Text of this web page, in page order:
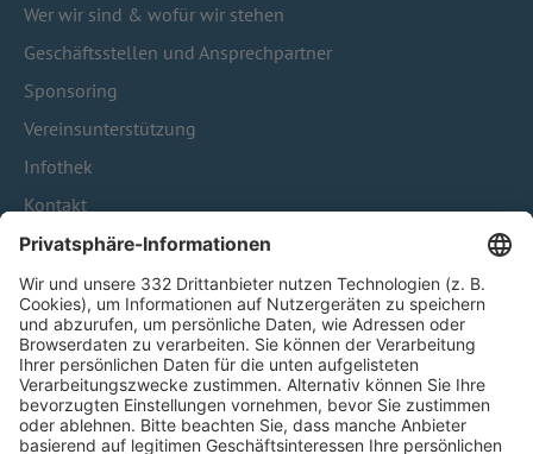
Wer wir sind & wofür wir stehen
Geschäftsstellen und Ansprechpartner
Sponsoring
Vereinsunterstützung
Infothek
Kontakt
HÄUFIG BESUCHTE SEITEN
Pässe und Vereinswechsel
Trainerausbildung
Schulungsangebot Vereinsmitarbeiter
BFV-Geschäftsstellen